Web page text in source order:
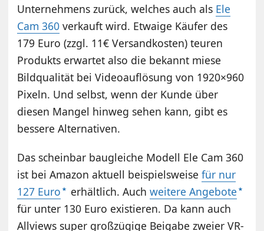
Unternehmens zurück, welches auch als Ele
Cam 360 verkauft wird. Etwaige Käufer des
179 Euro (zzgl. 11€ Versandkosten) teuren
Produkts erwartet also die bekannt miese
Bildqualität bei Videoauflösung von 1920×960
Pixeln. Und selbst, wenn der Kunde über
diesen Mangel hinweg sehen kann, gibt es
bessere Alternativen.
Das scheinbar baugleiche Modell Ele Cam 360
ist bei Amazon aktuell beispielsweisefür nur
127 Euro
erhältlich. Auchweitere Angebote
für unter 130 Euro existieren. Da kann auch
Allviews super großzügige Beigabe zweier VR-